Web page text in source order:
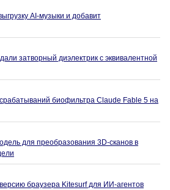
AI-музыки и добавит
затворный диэлектрик с эквивалентной
биофильтра Claude Fable 5 на
для преобразования 3D-сканов в
браузера Kitesurf для ИИ-агентов